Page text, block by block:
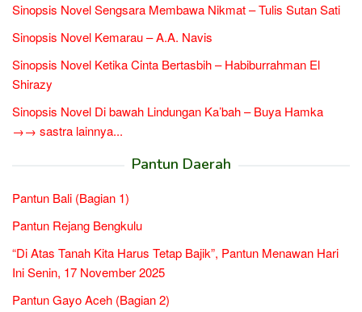
Sinopsis Novel Sengsara Membawa Nikmat – Tulis Sutan Sati
Sinopsis Novel Kemarau – A.A. Navis
Sinopsis Novel Ketika Cinta Bertasbih – Habiburrahman El
Shirazy
Sinopsis Novel Di bawah Lindungan Ka’bah – Buya Hamka
→→ sastra lainnya...
Pantun Daerah
Pantun Bali (Bagian 1)
Pantun Rejang Bengkulu
“Di Atas Tanah Kita Harus Tetap Bajik”, Pantun Menawan Hari
Ini Senin, 17 November 2025
Pantun Gayo Aceh (Bagian 2)